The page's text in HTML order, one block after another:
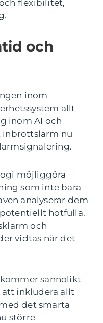
flexibilitet,
och
inom
allt
inom AI och
inbrottslarm nu
möjliggöra
som inte bara
analyserar dem
hotfulla.
och
vidtas när det
sannolikt
inkludera allt
det smarta
större